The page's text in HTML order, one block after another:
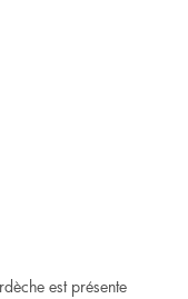
est présente